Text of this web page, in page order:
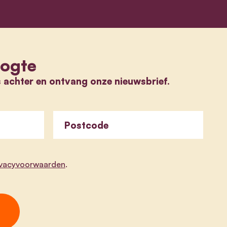
en ontvang onze nieuwsbrief.
Postcode
.